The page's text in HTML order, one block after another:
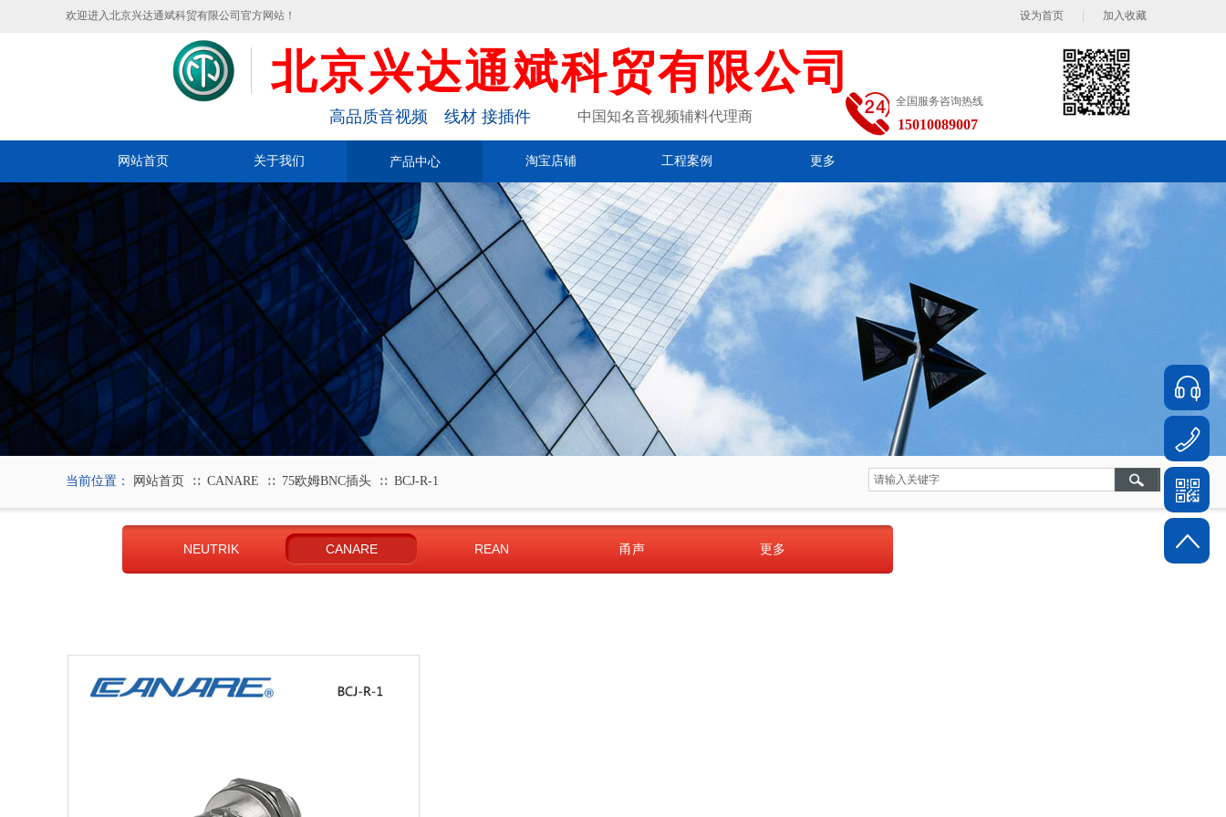
设为首页 加入收藏
欢迎进入北京兴达通斌科贸有限公司官方网站！
北京兴达通斌科贸有限公司
高品质音视频 线材 接插件 中国知名音视频辅料代理商
全国服务咨询热线
15010089007
网站首页 关于我们 产品中心 淘宝店铺 工程案例 更多
当前位置： 网站首页 ∷ CANARE ∷ 75欧姆BNC插头 ∷ BCJ-R-1
NEUTRIK CANARE REAN 甬声 更多